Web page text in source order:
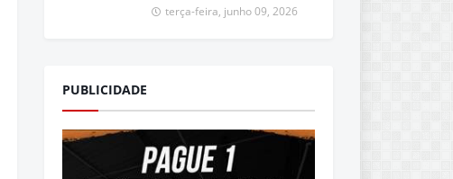
terça-feira, junho 09, 2026
PUBLICIDADE